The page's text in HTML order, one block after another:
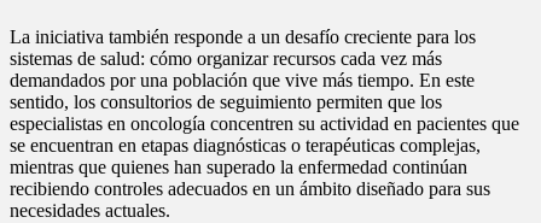
La iniciativa también responde a un desafío creciente para los
sistemas de salud: cómo organizar recursos cada vez más
demandados por una población que vive más tiempo. En este
sentido, los consultorios de seguimiento permiten que los
especialistas en oncología concentren su actividad en pacientes que
se encuentran en etapas diagnósticas o terapéuticas complejas,
mientras que quienes han superado la enfermedad continúan
recibiendo controles adecuados en un ámbito diseñado para sus
necesidades actuales.